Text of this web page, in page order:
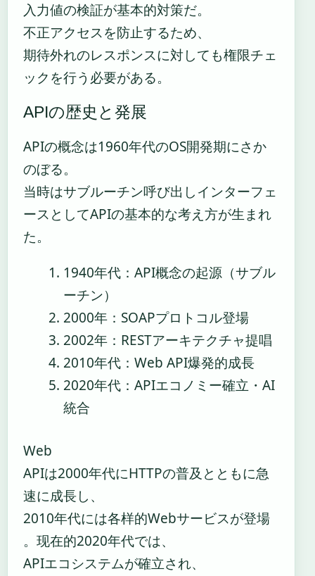
入力値の検証が基本的対策だ。
不正アクセスを防止するため、
期待外れのレスポンスに対しても権限チェ
ックを行う必要がある。
APIの歴史と発展
APIの概念は1960年代のOS開発期にさか
のぼる。
当時はサブルーチン呼び出しインターフェ
ースとしてAPIの基本的な考え方が生まれ
た。
1940年代 ：API概念の起源（サブル
ーチン）
2000年 ：SOAPプロトコル登場
2002年 ：RESTアーキテクチャ提唱
2010年代 ：Web API爆発的成長
2020年代 ：APIエコノミー確立・AI
統合
Web
APIは2000年代にHTTPの普及とともに急
速に成長し、
2010年代には各样的Webサービスが登場
。现在的2020年代では、
APIエコシステムが確立され、